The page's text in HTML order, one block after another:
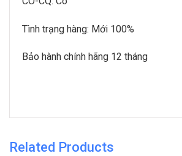
Tình trạng hàng: Mới 100%
Bảo hành chính hãng 12 tháng
Related Products